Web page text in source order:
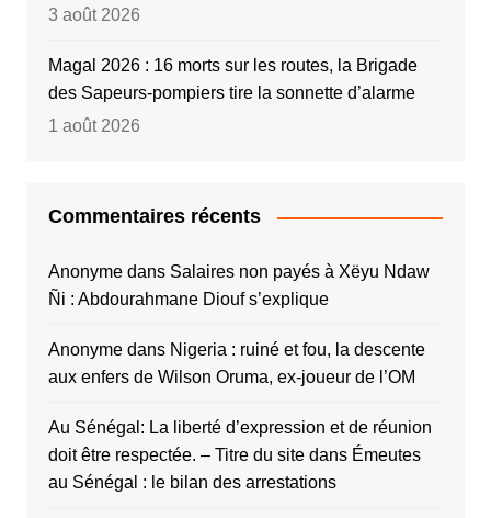
3 août 2026
Magal 2026 : 16 morts sur les routes, la Brigade
des Sapeurs-pompiers tire la sonnette d’alarme
1 août 2026
Commentaires récents
Anonymedans Salaires non payés à Xëyu Ndaw
Ñi : Abdourahmane Diouf s’explique
Anonymedans Nigeria : ruiné et fou, la descente
aux enfers de Wilson Oruma, ex-joueur de l’OM
Au Sénégal: La liberté d’expression et de réunion
doit être respectée. – Titre du sitedans Émeutes
au Sénégal : le bilan des arrestations